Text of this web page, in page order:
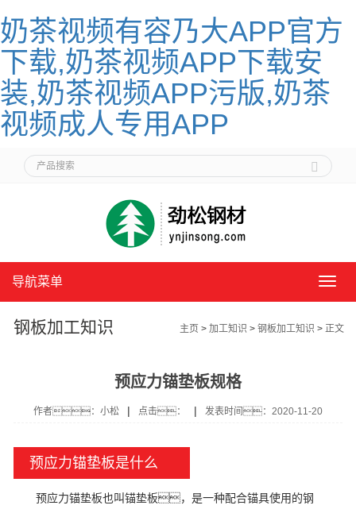
奶茶视频有容乃大APP官方
下载,奶茶视频APP下载安
装,奶茶视频APP污版,奶茶
视频成人专用APP
导
单
导航菜单
钢板加工知识 主页 > 加工知识 > 钢板加工知识 > 正文
预应力锚垫板规格
作者：小松 | 点击： | 发表时间：2020-11-20
预应力锚垫板是什么
预应力锚垫板也叫锚垫板，是一种配合锚具使用的钢